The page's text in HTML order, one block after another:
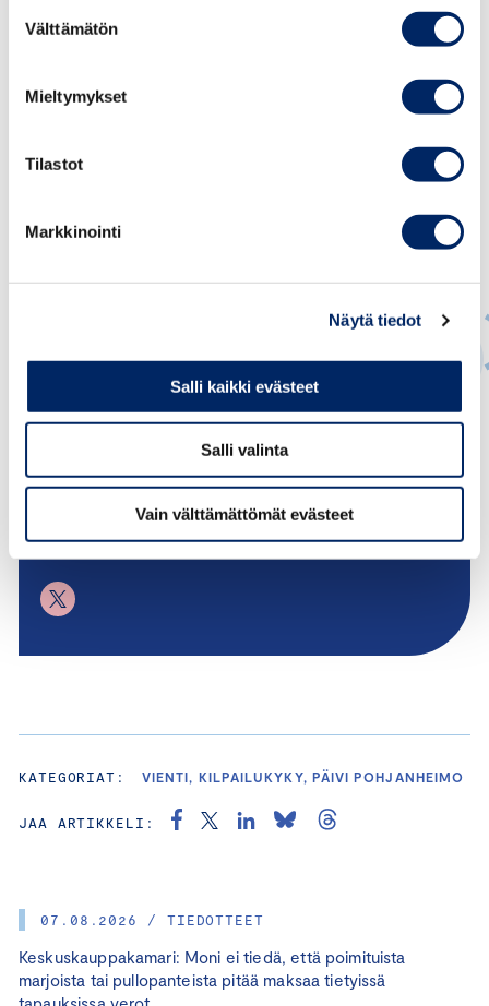
valinta
Välttämätön
Mieltymykset
Tilastot
Markkinointi
Näytä tiedot
Salli kaikki evästeet
Salli valinta
Vain välttämättömät evästeet
07.08.2026 / TIEDOTTEET
Keskuskauppakamari: Moni ei tiedä, että poimituista
marjoista tai pullopanteista pitää maksaa tietyissä
Päivi Pohjanheimo
JOHTAJA, KANSAINVÄLISET ASIAT; MAAJOHTAJA,
paivi.pohjanheimo@chamber.fi
+358 50 573 8494
KATEGORIAT: VIENTI, KILPAILUKYKY, PÄIVI POHJANHEIMO
JAA ARTIKKELI: